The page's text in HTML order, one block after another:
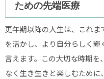
ための先端医療
更年期以降の人生は、これ
を活かし、より自分らしく
言えます。この大切な時期を
なく生き生きと楽しむため